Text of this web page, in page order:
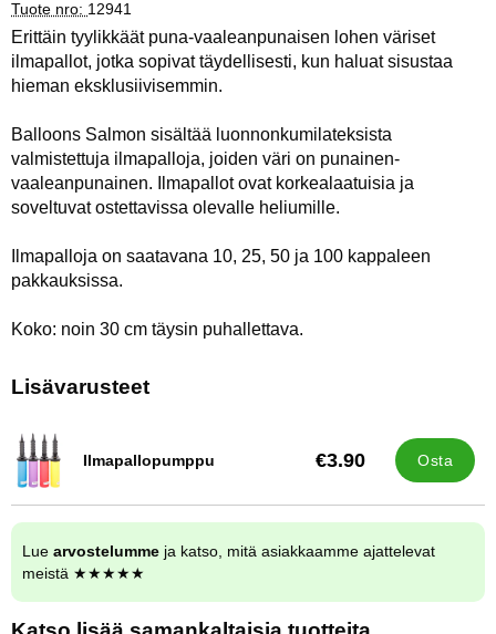
Tuote nro: 12941
Erittäin tyylikkäät puna-vaaleanpunaisen lohen väriset
ilmapallot, jotka sopivat täydellisesti, kun haluat sisustaa
hieman eksklusiivisemmin.
Balloons Salmon sisältää luonnonkumilateksista
valmistettuja ilmapalloja, joiden väri on punainen-
vaaleanpunainen. Ilmapallot ovat korkealaatuisia ja
soveltuvat ostettavissa olevalle heliumille.
Ilmapalloja on saatavana 10, 25, 50 ja 100 kappaleen
pakkauksissa.
Koko: noin 30 cm täysin puhallettava.
Lisävarusteet
Ilmapallopumppu
Tuote.nro 9838 €3.90 Osta
Lue arvostelumme ja katso, mitä asiakkaamme ajattelevat
meistä ★★★★★